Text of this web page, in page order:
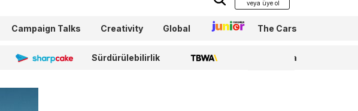
Campaign Talks Creativity Global Junior The Cars
Sharpcake Sürdürülebilirlik TBWA WPP Media